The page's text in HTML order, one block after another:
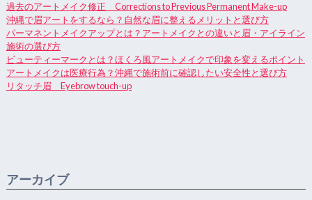
過去のアートメイク修正 Corrections to Previous Permanent Make-up
沖縄で眉アートをするなら？自然な眉に整えるメリットと選び方
パーマネントメイクアップとは？アートメイクとの違いと眉・アイライン
施術の選び方
ビューティーマークとは？ほくろ風アートメイクで印象を変えるポイント
アートメイクは医療行為？沖縄で施術前に確認したい安全性と選び方
リタッチ眉 Eyebrow touch-up
アーカイブ